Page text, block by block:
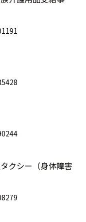
クシー（身体障害